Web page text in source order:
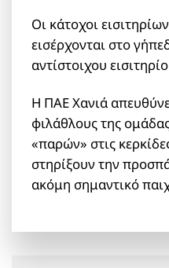
Οι κάτοχοι
εισέρχονται στο
αντίστοιχου
Η ΠΑΕ Χανιά
φιλάθλους της
«παρών» στις
στηρίξουν την
ακόμη σημαντικό